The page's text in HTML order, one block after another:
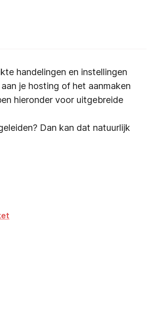
handelingen en instellingen
je hosting of het aanmaken
hieronder voor uitgebreide
Dan kan dat natuurlijk